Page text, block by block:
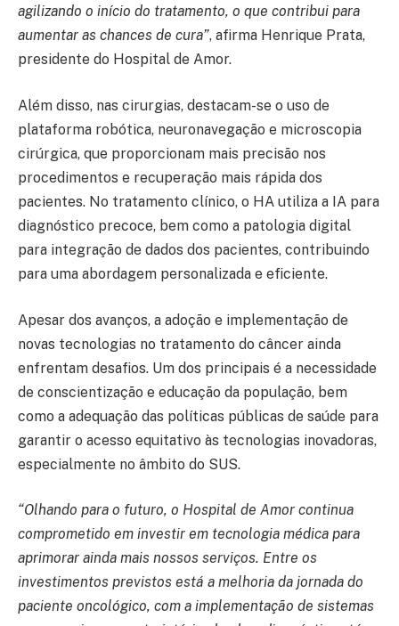
agilizando o início do tratamento, o que contribui para
aumentar as chances de cura”, afirma Henrique Prata,
presidente do Hospital de Amor.
Além disso, nas cirurgias, destacam-se o uso de
plataforma robótica, neuronavegação e microscopia
cirúrgica, que proporcionam mais precisão nos
procedimentos e recuperação mais rápida dos
pacientes. No tratamento clínico, o HA utiliza a IA para
diagnóstico precoce, bem como a patologia digital
para integração de dados dos pacientes, contribuindo
para uma abordagem personalizada e eficiente.
Apesar dos avanços, a adoção e implementação de
novas tecnologias no tratamento do câncer ainda
enfrentam desafios. Um dos principais é a necessidade
de conscientização e educação da população, bem
como a adequação das políticas públicas de saúde para
garantir o acesso equitativo às tecnologias inovadoras,
especialmente no âmbito do SUS.
“Olhando para o futuro, o Hospital de Amor continua
comprometido em investir em tecnologia médica para
aprimorar ainda mais nossos serviços. Entre os
investimentos previstos está a melhoria da jornada do
paciente oncológico, com a implementação de sistemas